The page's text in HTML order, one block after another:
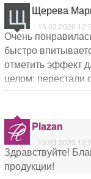
Щ Щерева
15.03.2020
Очень
быстро
отметить эффект
целом: перестали
и более
средства наношу
не заставил себя
Plazan
15.03.2020
Здравствуйте!
продукции!